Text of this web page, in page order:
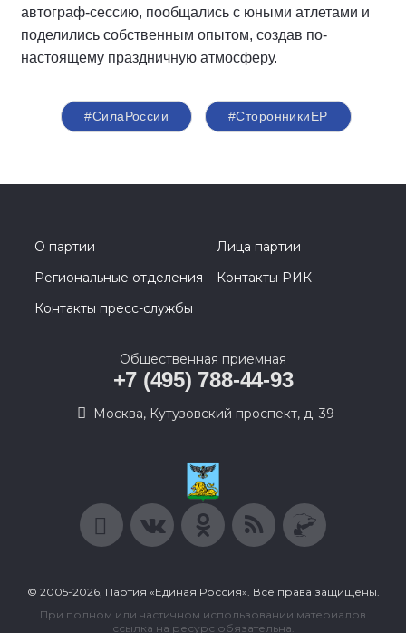
автограф-сессию, пообщались с юными атлетами и
поделились собственным опытом, создав по-
настоящему праздничную атмосферу.
#СилаРоссии #СторонникиЕР
О партии
Лица партии
Региональные отделения
Контакты РИК
Контакты пресс-службы
Общественная приемная
+7 (495) 788-44-93
Москва, Кутузовский проспект, д. 39
© 2005-2026, Партия «Единая Россия». Все права защищены.
При полном или частичном использовании материалов
ссылка на ресурс обязательна.